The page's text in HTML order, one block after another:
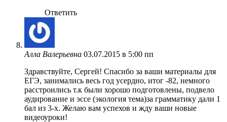
Ответить
Алла Валерьевна 03.07.2015 в 5:00 пп
Здравствуйте, Сергей! Спасибо за ваши материалы для
ЕГЭ, занимались весь год усердно, итог -82, немного
расстроились т.к были хорошо подготовлены, подвело
аудирование и эссе (экология тема)за грамматику дали 1
бал из 3-х. Желаю вам успехов и жду ваши новые
видеоуроки!